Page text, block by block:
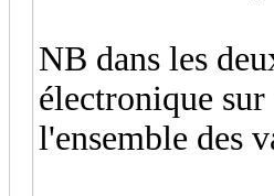
NB dans les
électronique
l'ensemble des